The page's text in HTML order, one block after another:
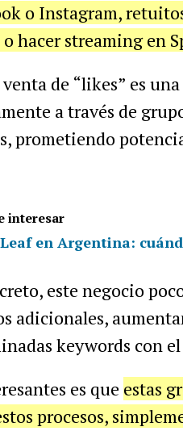
o Instagram,
hacer streaming en
de “likes” es
a través de
prometiendo
interesar
en Argentina:
este negocio
adicionales,
keywords con
es que estas
procesos,